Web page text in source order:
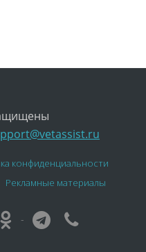
конфиденциальности
Рекламные материалы
-